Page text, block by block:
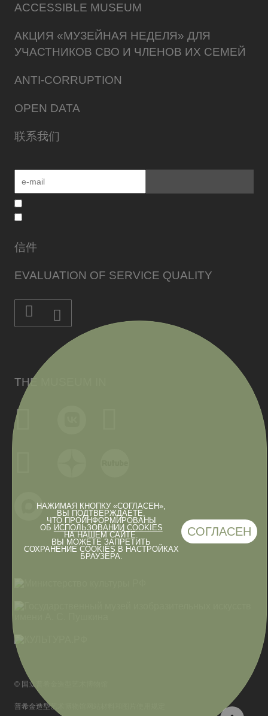
НАЖИМАЯ КНОПКУ «СОГЛАСЕН»,
ВЫ ПОДТВЕРЖДАЕТЕ,
ЧТО ПРОИНФОРМИРОВАНЫ
ОБ ИСПОЛЬЗОВАНИИ COOKIES
НА НАШЕМ САЙТЕ.
ВЫ МОЖЕТЕ ЗАПРЕТИТЬ
СОХРАНЕНИЕ COOKIES В НАСТРОЙКАХ
БРАУЗЕРА.
СОГЛАСЕН
ACCESSIBLE MUSEUM
АКЦИЯ «МУЗЕЙНАЯ НЕДЕЛЯ» ДЛЯ
УЧАСТНИКОВ СВО И ЧЛЕНОВ ИХ СЕМЕЙ
ANTI-CORRUPTION
OPEN DATA
联系我们
THE MUSEUM IN
信件
EVALUATION OF SERVICE QUALITY
© 国立普希金造型艺术博物馆
普希金造型艺术博物馆网站材料和图片使用规定